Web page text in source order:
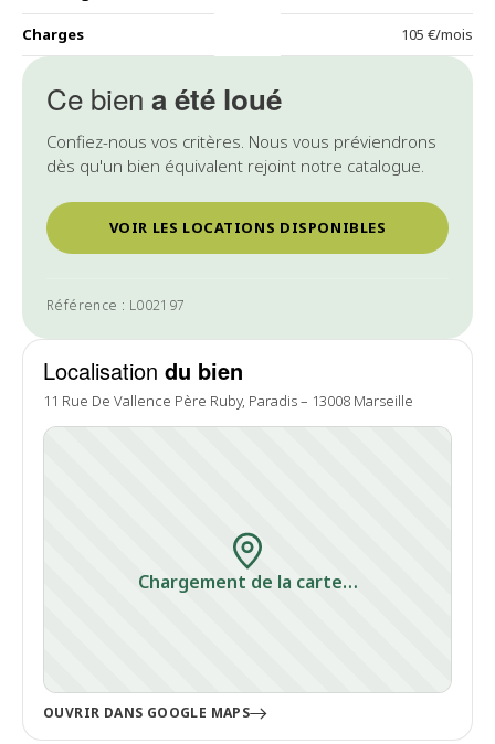
Ce bien a été loué
Confiez-nous vos critères. Nous vous préviendrons
dès qu'un bien équivalent rejoint notre catalogue.
VOIR LES LOCATIONS DISPONIBLES
Référence : L002197
Localisation du bien
11 Rue De Vallence Père Ruby, Paradis – 13008 Marseille
Chargement de la carte…
OUVRIR DANS GOOGLE MAPS
Charges 105 €/mois